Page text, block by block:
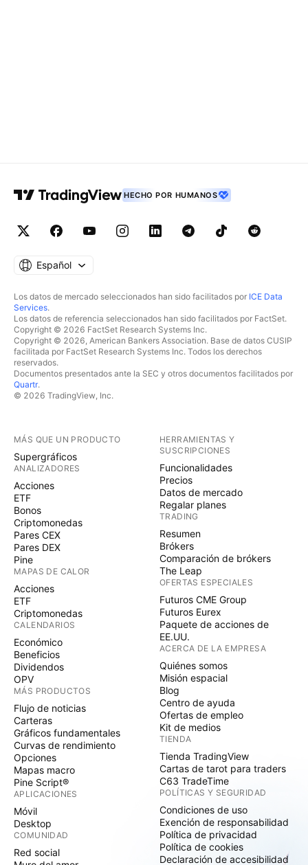
HECHO POR HUMANOS
Español
Los datos de mercado seleccionados han sido facilitados por ICE Data
Services.
Los datos de referencia seleccionados han sido facilitados por FactSet.
Copyright © 2026 FactSet Research Systems Inc.
Copyright © 2026, American Bankers Association. Base de datos CUSIP
facilitada por FactSet Research Systems Inc. Todos los derechos
reservados.
Documentos presentados ante la SEC y otros documentos facilitados por
Quartr.
© 2026 TradingView, Inc.
MÁS QUE UN PRODUCTO
Supergráficos
ANALIZADORES
Acciones
ETF
Bonos
Criptomonedas
Pares CEX
Pares DEX
Pine
MAPAS DE CALOR
Acciones
ETF
Criptomonedas
CALENDARIOS
Económico
Beneficios
Dividendos
OPV
MÁS PRODUCTOS
Flujo de noticias
Carteras
Gráficos fundamentales
Curvas de rendimiento
Opciones
Mapas macro
Pine Script®
APLICACIONES
Móvil
Desktop
COMUNIDAD
Red social
HERRAMIENTAS Y
SUSCRIPCIONES
Funcionalidades
Precios
Datos de mercado
Regalar planes
TRADING
Resumen
Brókers
Comparación de brókers
The Leap
OFERTAS ESPECIALES
Futuros CME Group
Futuros Eurex
Paquete de acciones de
EE.UU.
ACERCA DE LA EMPRESA
Quiénes somos
Misión espacial
Blog
Centro de ayuda
Ofertas de empleo
Kit de medios
TIENDA
Tienda TradingView
Cartas de tarot para traders
C63 TradeTime
POLÍTICAS Y SEGURIDAD
Condiciones de uso
Exención de responsabilidad
Política de privacidad
Política de cookies
Declaración de accesibilidad